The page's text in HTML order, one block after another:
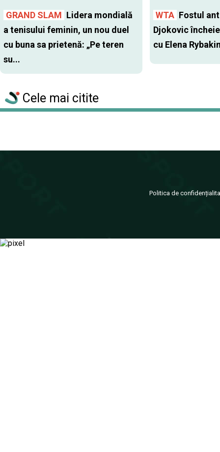
GRAND SLAM Lidera mondială
a tenisului feminin, un nou duel
cu buna sa prietenă: „Pe teren
su...
WTA Fostul
Djokovic
cu Elena
Cele mai citite
Politica de